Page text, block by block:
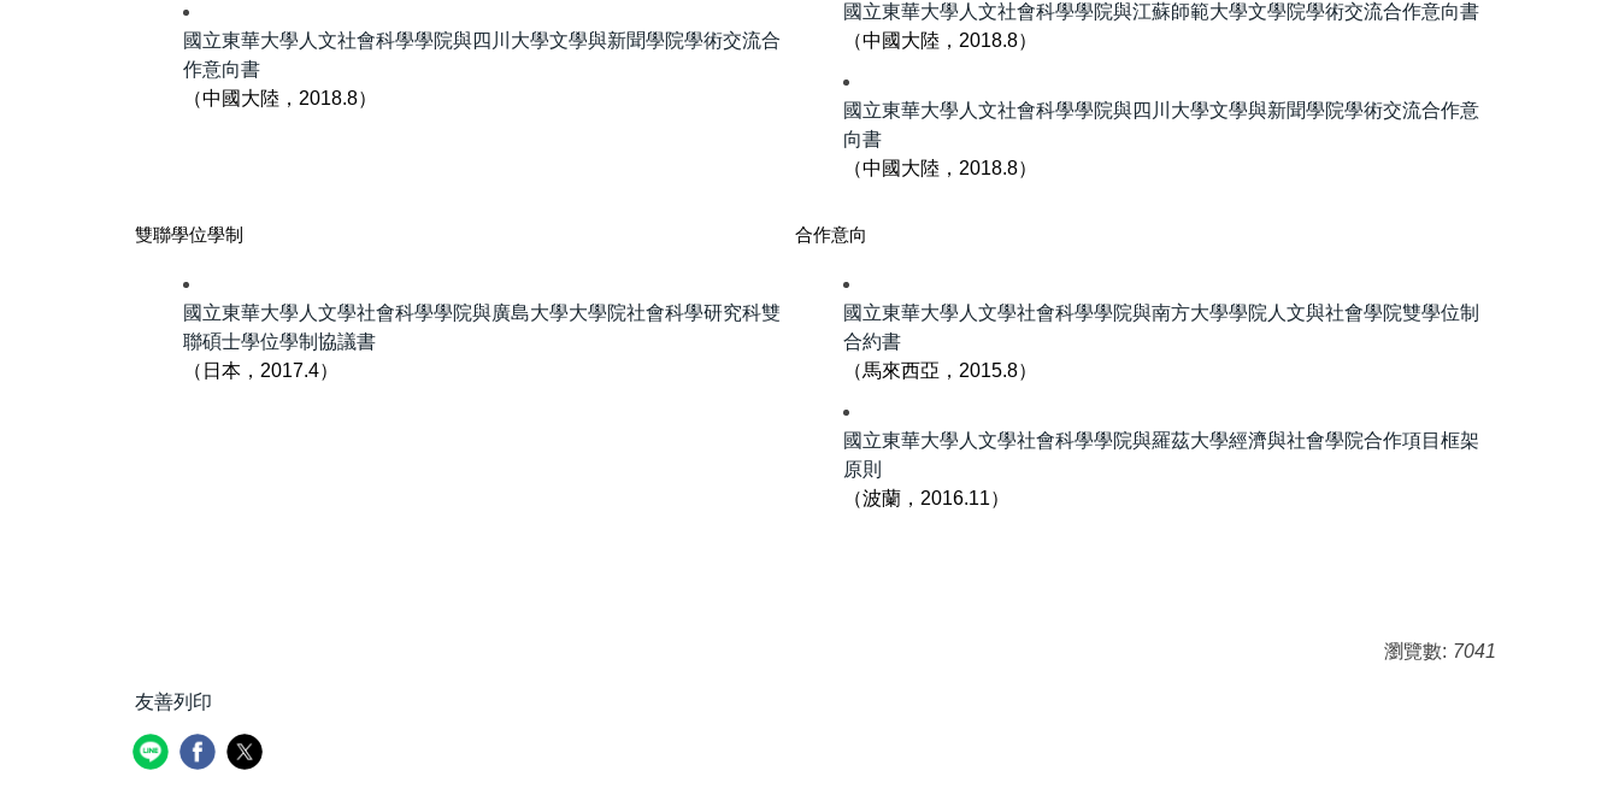
國立東華大學人文社會科學學院與四川大學文學與新聞學院學術交流合
作意向書
（中國大陸，2018.8）
國立東華大學人文社會科學學院與江蘇師範大學文學院學術交流合作意向書
（中國大陸，2018.8）
國立東華大學人文社會科學學院與四川大學文學與新聞學院學術交流合作意
向書
（中國大陸，2018.8）
雙聯學位學制
國立東華大學人文學社會科學學院與廣島大學大學院社會科學研究科雙
聯碩士學位學制協議書
（日本，2017.4）
合作意向
國立東華大學人文學社會科學學院與南方大學學院人文與社會學院雙學位制
合約書
（馬來西亞，2015.8）
國立東華大學人文學社會科學學院與羅茲大學經濟與社會學院合作項目框架
原則
（波蘭，2016.11）
瀏覽數: 7041
友善列印